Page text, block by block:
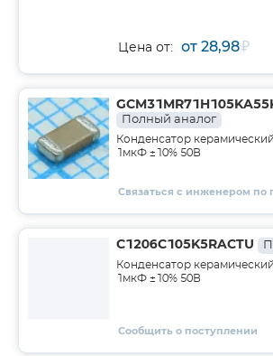
Цена от: от 28,98₽
Полный аналог
Конденсатор
1мкФ ±10% 50В
Связаться с инженером
C1206C105K5RACTU
Конденсатор
1мкФ ±10% 50В
Сообщить о поступлении